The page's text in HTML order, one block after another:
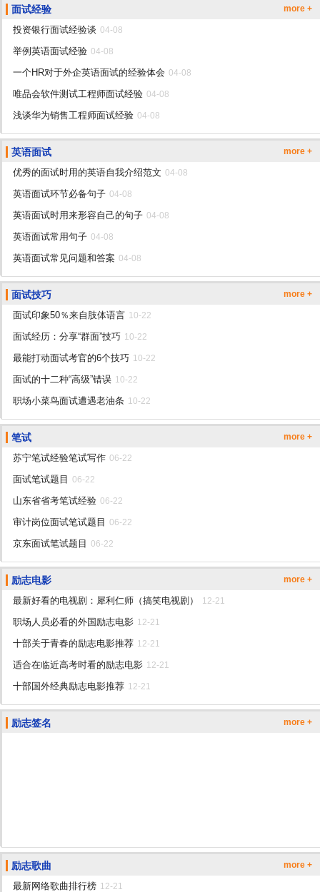
面试经验 more +
投资银行面试经验谈 04-08
举例英语面试经验 04-08
一个HR对于外企英语面试的经验体会 04-08
唯品会软件测试工程师面试经验 04-08
浅谈华为销售工程师面试经验 04-08
英语面试 more +
优秀的面试时用的英语自我介绍范文 04-08
英语面试环节必备句子 04-08
英语面试时用来形容自己的句子 04-08
英语面试常用句子 04-08
英语面试常见问题和答案 04-08
面试技巧 more +
面试印象50％来自肢体语言 10-22
面试经历：分享“群面”技巧 10-22
最能打动面试考官的6个技巧 10-22
面试的十二种“高级”错误 10-22
职场小菜鸟面试遭遇老油条 10-22
笔试 more +
苏宁笔试经验笔试写作 06-22
面试笔试题目 06-22
山东省省考笔试经验 06-22
审计岗位面试笔试题目 06-22
京东面试笔试题目 06-22
励志电影 more +
最新好看的电视剧：犀利仁师（搞笑电视剧） 12-21
职场人员必看的外国励志电影 12-21
十部关于青春的励志电影推荐 12-21
适合在临近高考时看的励志电影 12-21
十部国外经典励志电影推荐 12-21
励志签名 more +
励志歌曲 more +
最新网络歌曲排行榜 12-21